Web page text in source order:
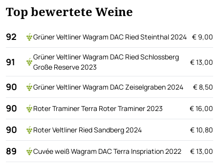
Top bewertete Weine
92 Grüner Veltliner Wagram DAC Ried Steinthal 2024 € 9,00
91
Grüner Veltliner Wagram DAC Ried Schlossberg
Große Reserve 2023
€ 13,00
90 Grüner Veltliner Wagram DAC Zeiselgraben 2024 € 8,50
90 Roter Traminer Terra Roter Traminer 2023 € 16,00
90 Roter Veltliner Ried Sandberg 2024 € 10,80
89 Cuvée weiß Wagram DAC Terra Inspriation 2022 € 13,00